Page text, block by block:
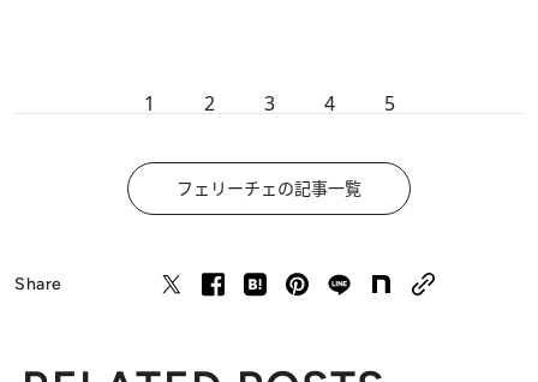
1 2 3 4 5
フェリーチェの記事一覧
Share